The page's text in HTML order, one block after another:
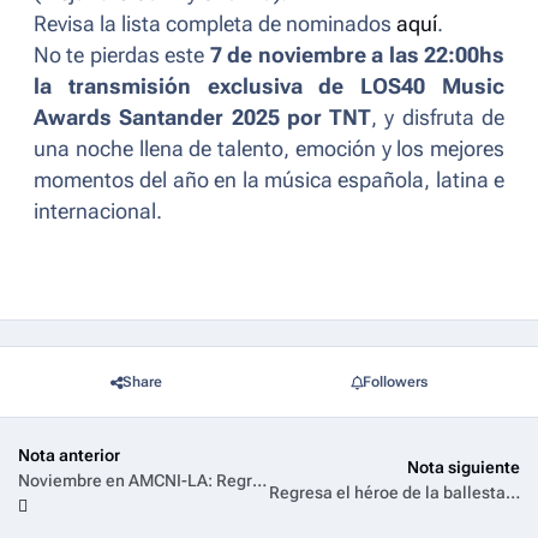
Revisa la lista completa de nominados aquí.
No te pierdas este 7 de noviembre a las 22:00hs
la transmisión exclusiva de LOS40 Music
Awards Santander 2025 por TNT, y disfruta de
una noche llena de talento, emoción y los mejores
momentos del año en la música española, latina e
internacional.
Share Followers
Nota anterior
Noviembre en AMCNI-LA: Regresa el cazador de zombies definitivo, más misterios y mucho arte
Nota siguiente
Regresa el héroe de la ballesta a AMC: ¡Se estrena la tercera temporada de The Walking Dead: Daryl Dixon!